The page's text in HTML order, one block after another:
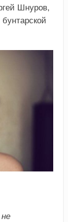
Шнуров,